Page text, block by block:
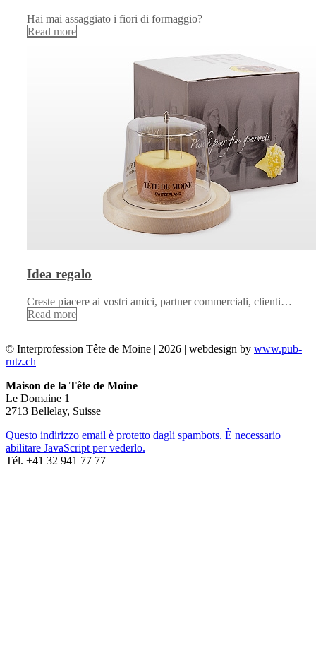
Hai mai assaggiato i fiori di formaggio?
Read more
Idea regalo
Creste piacere ai vostri amici, partner commerciali, clienti…
Read more
© Interprofession Tête de Moine | 2026 | webdesign by www.pub-
rutz.ch
Maison de la Tête de Moine
Le Domaine 1
2713 Bellelay, Suisse
Questo indirizzo email è protetto dagli spambots. È necessario
abilitare JavaScript per vederlo.
Tél. +41 32 941 77 77